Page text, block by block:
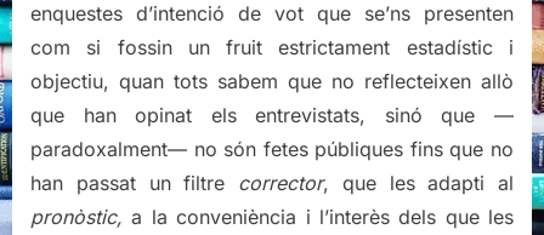
enquestes d’intenció de vot que se’ns presenten
com si fossin un fruit estrictament estadístic i
objectiu, quan tots sabem que no reflecteixen allò
que han opinat els entrevistats, sinó que —
paradoxalment— no són fetes públiques fins que no
han passat un filtre corrector, que les adapti al
pronòstic,a la conveniència i l’interès dels que les